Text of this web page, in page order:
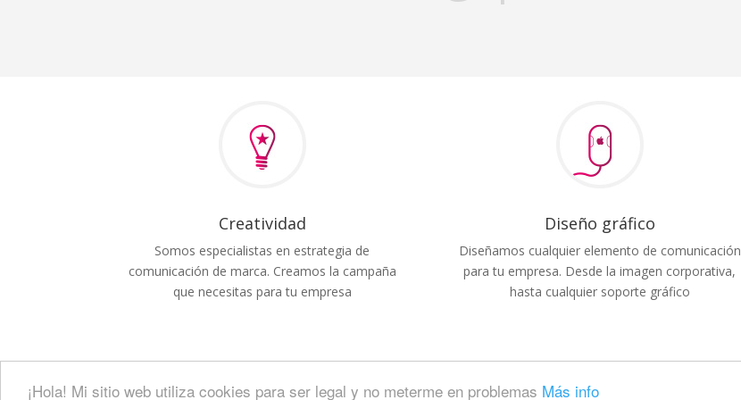
¡Hola! Mi sitio web utiliza cookies para ser legal y no meterme en problemas Más info
Creatividad
Somos especialistas en estrategia de
comunicación de marca. Creamos la campaña
que necesitas para tu empresa
Diseño gráfico
Diseñamos cualquier elemento de comunicación
para tu empresa. Desde la imagen corporativa,
hasta cualquier soporte gráfico
La Diligencia Ⓡ